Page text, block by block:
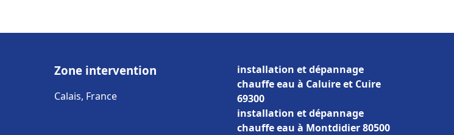
Zone intervention
Calais, France
installation et dépannage
chauffe eau à Caluire et Cuire
69300
installation et dépannage
chauffe eau à Montdidier 80500